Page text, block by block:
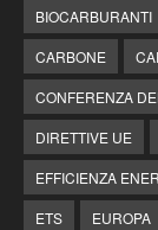
BIOCARBURANTI
CARBONE
CONFERENZA
DIRETTIVE UE
EFFICIENZA
ETS
EUROPA